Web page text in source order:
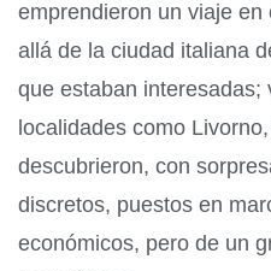
emprendieron un viaje
allá de la ciudad italiana
que estaban interesadas;
localidades como
descubrieron, con
discretos, puestos en
económicos, pero de un